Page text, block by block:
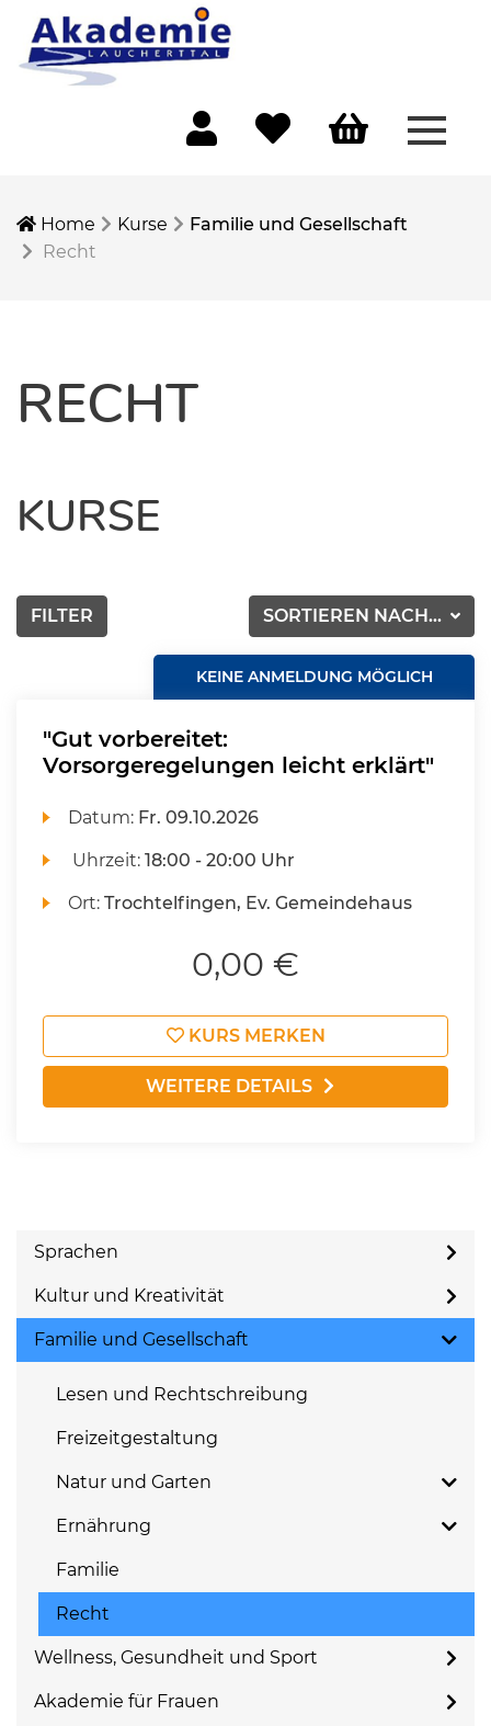
Home Kurse
Familie und Gesellschaft
Recht
RECHT
KURSE
SORTIEREN NACH...
FILTER
KEINE ANMELDUNG MÖGLICH
"Gut vorbereitet:
Vorsorgeregelungen leicht erklärt"
Datum: Fr. 09.10.2026
Uhrzeit:18:00 - 20:00 Uhr
Ort:Trochtelfingen, Ev. Gemeindehaus
0,00 €
KURS MERKEN
WEITERE DETAILS
Sprachen
Kultur und Kreativität
Familie und Gesellschaft
Lesen und Rechtschreibung
Freizeitgestaltung
Natur und Garten
Ernährung
Familie
Recht
Wellness, Gesundheit und Sport
Akademie für Frauen